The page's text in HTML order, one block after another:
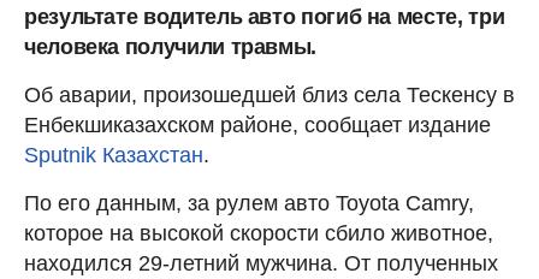
результате водитель авто погиб на месте, три
человека получили травмы.
Об аварии, произошедшей близ села Тескенсу в
Енбекшиказахском районе, сообщает издание
Sputnik Казахстан.
По его данным, за рулем авто Toyota Camry,
которое на высокой скорости сбило животное,
находился 29-летний мужчина. От полученных